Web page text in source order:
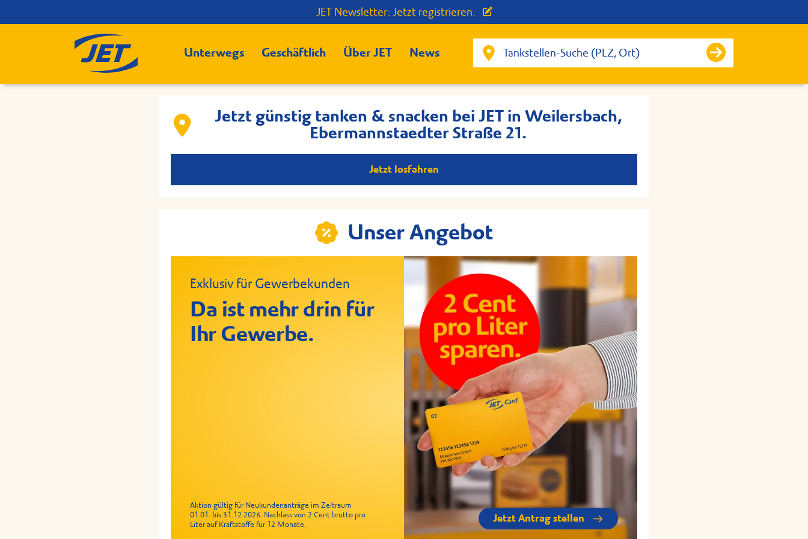
JET Newsletter: Jetzt registrieren.
Unterwegs Geschäftlich Über JET News
Jetzt günstig tanken & snacken bei JET in Weilersbach,
Ebermannstaedter Straße 21.
Jetzt losfahren
Unser Angebot
Exklusiv für Gewerbekunden
Da ist mehr drin für
Ihr Gewerbe.
Aktion gültig für Neukundenanträge im Zeitraum
01.01. bis 31.12.2026. Nachlass von 2 Cent brutto pro
Liter auf Kraftstoffe für 12 Monate.
Jetzt Antrag stellen
Crispy Chicken Baguette
Geflügelrolle